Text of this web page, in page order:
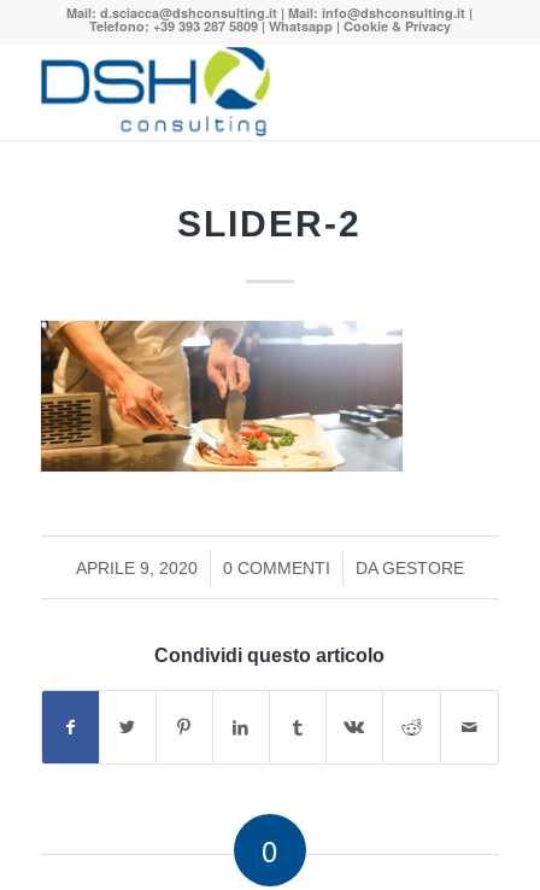
Mail:d.sciacca@dshconsulting.it | Mail:info@dshconsulting.it |
Telefono: +39 393 287 5809 | Whatsapp| Cookie & Privacy
SLIDER-2
APRILE 9, 2020
/ 0 COMMENTI
/ DAGESTORE
Condividi questo articolo
0